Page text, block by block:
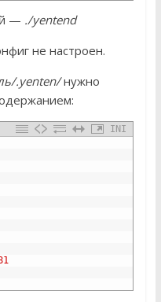
— ./yentend
не настроен.
.yenten/нужно
INI